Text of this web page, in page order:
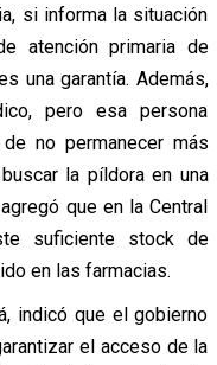
si informa la situación
atención primaria de
una garantía. Además,
pero esa persona
no permanecer más
la píldora en una
que en la Central
suficiente stock de
en las farmacias.
indicó que el gobierno
el acceso de la